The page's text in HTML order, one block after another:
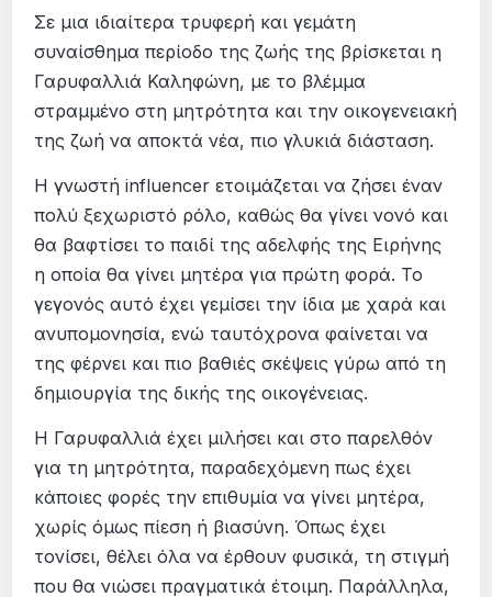
Σε μια ιδιαίτερα τρυφερή και γεμάτη
συναίσθημα περίοδο της ζωής της βρίσκεται η
Γαρυφαλλιά Καληφώνη, με το βλέμμα
στραμμένο στη μητρότητα και την οικογενειακή
της ζωή να αποκτά νέα, πιο γλυκιά διάσταση.
Η γνωστή influencer ετοιμάζεται να ζήσει έναν
πολύ ξεχωριστό ρόλο, καθώς θα γίνει νονό και
θα βαφτίσει το παιδί της αδελφής της Ειρήνης
η οποία θα γίνει μητέρα για πρώτη φορά. Το
γεγονός αυτό έχει γεμίσει την ίδια με χαρά και
ανυπομονησία, ενώ ταυτόχρονα φαίνεται να
της φέρνει και πιο βαθιές σκέψεις γύρω από τη
δημιουργία της δικής της οικογένειας.
Η Γαρυφαλλιά έχει μιλήσει και στο παρελθόν
για τη μητρότητα, παραδεχόμενη πως έχει
κάποιες φορές την επιθυμία να γίνει μητέρα,
χωρίς όμως πίεση ή βιασύνη. Όπως έχει
τονίσει, θέλει όλα να έρθουν φυσικά, τη στιγμή
που θα νιώσει πραγματικά έτοιμη. Παράλληλα,